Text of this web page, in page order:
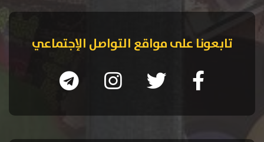
تابعونا على مواقع التواصل الإجتماعي